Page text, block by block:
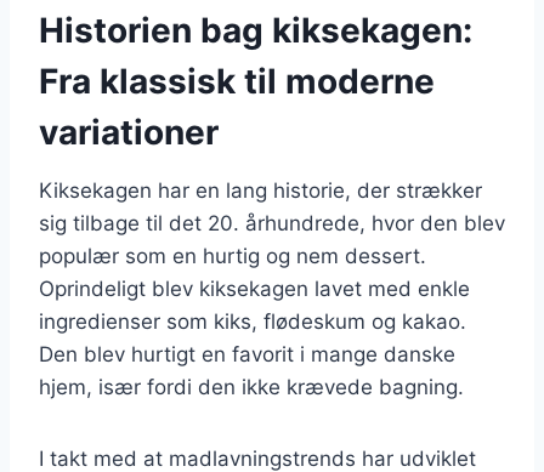
Historien bag kiksekagen:
Fra klassisk til moderne
variationer
Kiksekagen har en lang historie, der strækker
sig tilbage til det 20. århundrede, hvor den blev
populær som en hurtig og nem dessert.
Oprindeligt blev kiksekagen lavet med enkle
ingredienser som kiks, flødeskum og kakao.
Den blev hurtigt en favorit i mange danske
hjem, især fordi den ikke krævede bagning.
I takt med at madlavningstrends har udviklet